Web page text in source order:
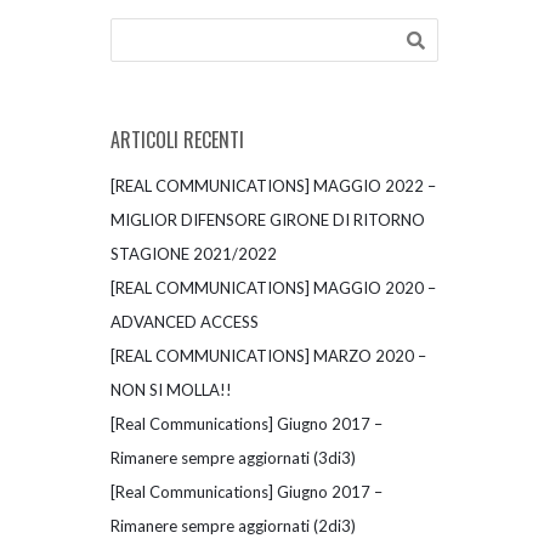
ARTICOLI RECENTI
[REAL COMMUNICATIONS] MAGGIO 2022 –
MIGLIOR DIFENSORE GIRONE DI RITORNO
STAGIONE 2021/2022
[REAL COMMUNICATIONS] MAGGIO 2020 –
ADVANCED ACCESS
[REAL COMMUNICATIONS] MARZO 2020 –
NON SI MOLLA!!
[Real Communications] Giugno 2017 –
Rimanere sempre aggiornati (3di3)
[Real Communications] Giugno 2017 –
Rimanere sempre aggiornati (2di3)